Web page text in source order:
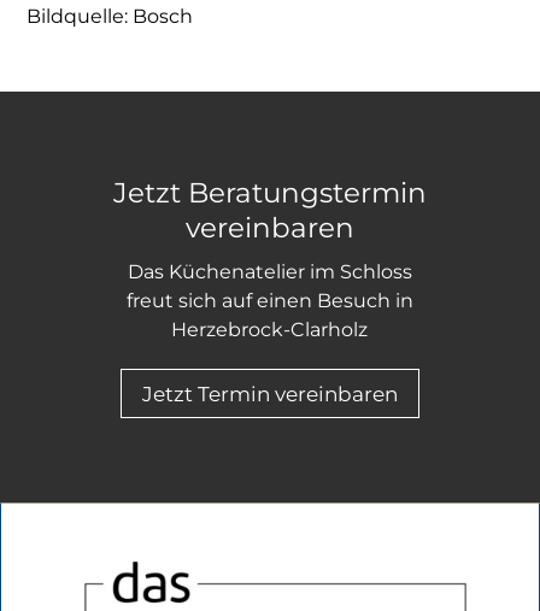
Bildquelle: Bosch
Jetzt Beratungstermin
vereinbaren
Das Küchenatelier im Schloss
freut sich auf einen Besuch in
Herzebrock-Clarholz
Jetzt Termin vereinbaren